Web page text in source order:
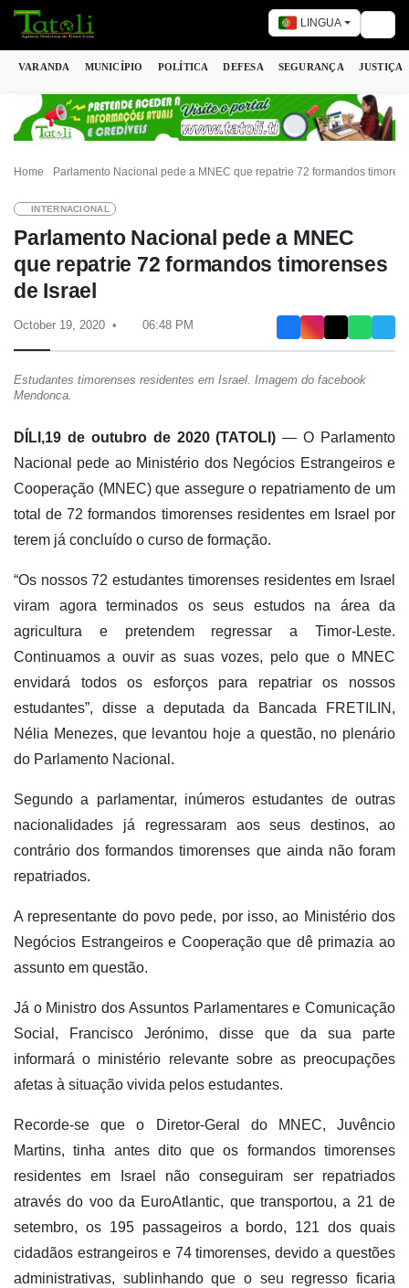
LINGUA
VARANDA MUNICÍPIO POLÍTICA DEFESA SEGURANÇA JUSTIÇA
Home Parlamento Nacional pede a MNEC que repatrie 72 formandos
INTERNACIONAL
Parlamento Nacional pede a MNEC
que repatrie 72 formandos timorenses
de Israel
October 19, 2020 06:48 PM
Estudantes timorenses residentes em Israel. Imagem do facebook
Mendonca.
DÍLI,19 de outubro de 2020 (TATOLI) — O Parlamento
Nacional pede ao Ministério dos Negócios Estrangeiros e
Cooperação (MNEC) que assegure o repatriamento de um
total de 72 formandos timorenses residentes em Israel por
terem já concluído o curso de formação.
“Os nossos 72 estudantes timorenses residentes em Israel
viram agora terminados os seus estudos na área da
agricultura e pretendem regressar a Timor-Leste.
Continuamos a ouvir as suas vozes, pelo que o MNEC
envidará todos os esforços para repatriar os nossos
estudantes”, disse a deputada da Bancada FRETILIN,
Nélia Menezes, que levantou hoje a questão, no plenário
do Parlamento Nacional.
Segundo a parlamentar, inúmeros estudantes de outras
nacionalidades já regressaram aos seus destinos, ao
contrário dos formandos timorenses que ainda não foram
repatriados.
A representante do povo pede, por isso, ao Ministério dos
Negócios Estrangeiros e Cooperação que dê primazia ao
assunto em questão.
Já o Ministro dos Assuntos Parlamentares e Comunicação
Social, Francisco Jerónimo, disse que da sua parte
informará o ministério relevante sobre as preocupações
afetas à situação vivida pelos estudantes.
Recorde-se que o Diretor-Geral do MNEC, Juvêncio
Martins, tinha antes dito que os formandos timorenses
residentes em Israel não conseguiram ser repatriados
através do voo da EuroAtlantic, que transportou, a 21 de
setembro, os 195 passageiros a bordo, 121 dos quais
cidadãos estrangeiros e 74 timorenses, devido a questões
administrativas, sublinhando que o seu regresso ficaria